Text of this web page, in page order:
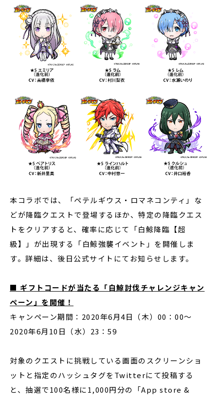
本コラボでは、「ペテルギウス・ロマネコンティ」な
どが降臨クエストで登場するほか、特定の降臨クエス
トをクリアすると、確率に応じて「白鯨降臨【超
級】」が出現する「白鯨強襲イベント」を開催しま
す。詳細は、後日公式サイトにてお知らせします。
■ ギフトコードが当たる「白鯨討伐チャレンジキャン
ペーン」を開催！
キャンペーン期間：2020年6月4日（木）00：00～
2020年6月10日（水）23：59
対象のクエストに挑戦している画面のスクリーンショ
ットと指定のハッシュタグをTwitterにて投稿する
と、抽選で100名様に1,000円分の「App store &